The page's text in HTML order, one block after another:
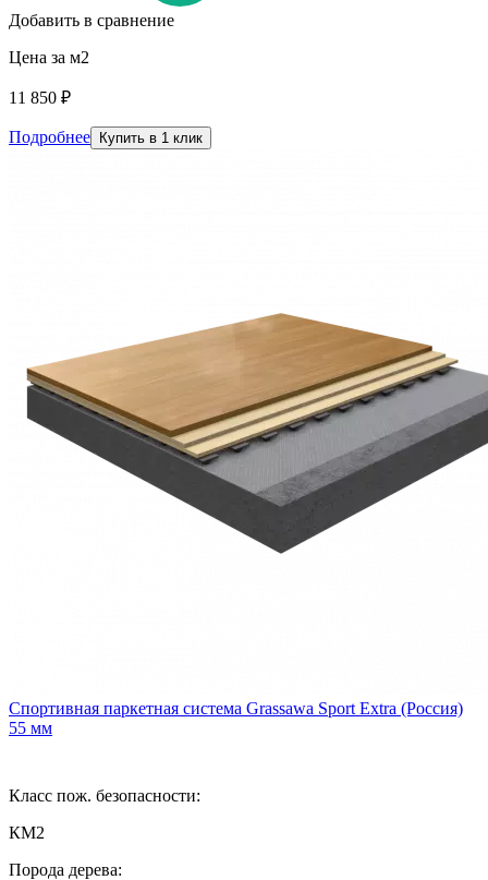
Добавить в сравнение
Цена за м2
11 850 ₽
Подробнее Купить в 1 клик
Спортивная паркетная система Grassawa Sport Extra (Россия)
55 мм
Класс пож. безопасности:
КМ2
Порода дерева: